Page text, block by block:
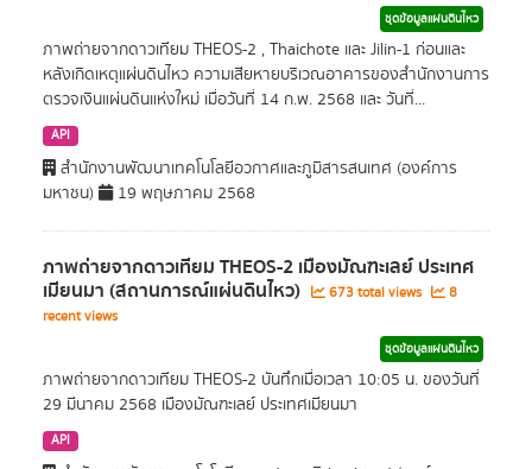
ชุดข้อมูลแผ่นดินไหว
ภาพถ่ายจากดาวเทียม THEOS-2 , Thaichote และ Jilin-1 ก่อนและ
หลังเกิดเหตุแผ่นดินไหว ความเสียหายบริเวณอาคารของสำนักงานการ
ตรวจเงินแผ่นดินแห่งใหม่ เมื่อวันที่ 14 ก.พ. 2568 และ วันที่...
API
สำนักงานพัฒนาเทคโนโลยีอวกาศและภูมิสารสนเทศ (องค์การ
มหาชน)
19 พฤษภาคม 2568
ภาพถ่ายจากดาวเทียม THEOS-2 เมืองมัณฑะเลย์ ประเทศ
เมียนมา (สถานการณ์แผ่นดินไหว) 673 total views
8
recent views
ชุดข้อมูลแผ่นดินไหว
ภาพถ่ายจากดาวเทียม THEOS-2 บันทึกเมื่อเวลา 10:05 น. ของวันที่
29 มีนาคม 2568 เมืองมัณฑะเลย์ ประเทศเมียนมา
API